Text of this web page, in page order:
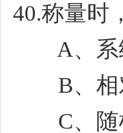
40.称量时
A、系
B、相
C、随